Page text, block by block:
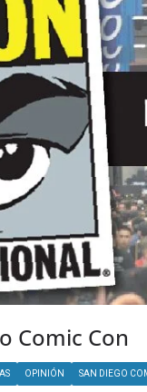
Comic Con
OPINIÓN SAN DIEGO